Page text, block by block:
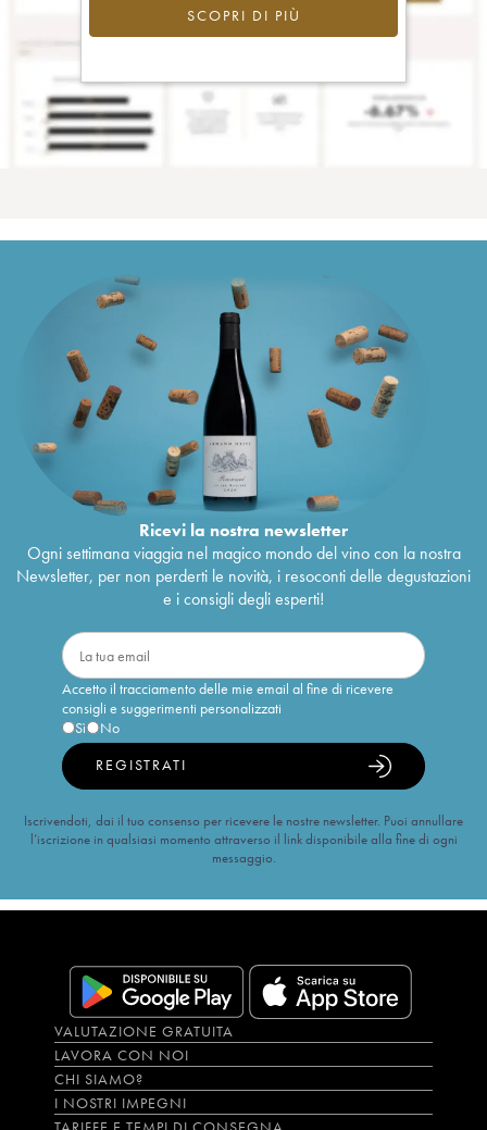
SCOPRI DI PIÙ
Ricevi la nostra newsletter
Ogni settimana viaggia nel magico mondo del vino con la nostra
Newsletter, per non perderti le novità, i resoconti delle degustazioni
e i consigli degli esperti!
Accetto il tracciamento delle mie email al fine di ricevere
consigli e suggerimenti personalizzati
Sì
No
REGISTRATI
Iscrivendoti, dai il tuo consenso per ricevere le nostre newsletter. Puoi annullare
l’iscrizione in qualsiasi momento attraverso il link disponibile alla fine di ogni
messaggio.
VALUTAZIONE GRATUITA
LAVORA CON NOI
CHI SIAMO?
I NOSTRI IMPEGNI